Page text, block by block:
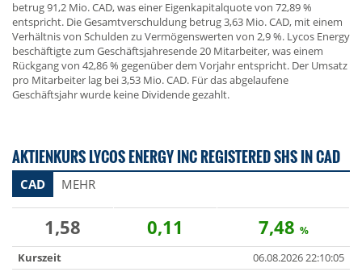
betrug 91,2 Mio. CAD, was einer Eigenkapitalquote von 72,89 %
entspricht. Die Gesamtverschuldung betrug 3,63 Mio. CAD, mit einem
Verhältnis von Schulden zu Vermögenswerten von 2,9 %. Lycos Energy
beschäftigte zum Geschäftsjahresende 20 Mitarbeiter, was einem
Rückgang von 42,86 % gegenüber dem Vorjahr entspricht. Der Umsatz
pro Mitarbeiter lag bei 3,53 Mio. CAD. Für das abgelaufene
Geschäftsjahr wurde keine Dividende gezahlt.
AKTIENKURS LYCOS ENERGY INC REGISTERED SHS IN CAD
CAD MEHR
1,58 0,11 7,48 %
Kurszeit
06.08.2026 22:10:05